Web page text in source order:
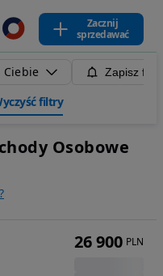
Zacznij
sprzedawać
Zapisz
filtry
Osobowe
26 900 PLN